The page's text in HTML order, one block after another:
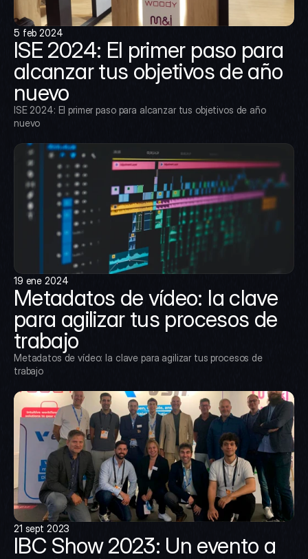
5 feb 2024
ISE 2024: El primer paso para
alcanzar tus objetivos de año
nuevo
ISE 2024: El primer paso para alcanzar tus objetivos de año
nuevo
19 ene 2024
Metadatos de vídeo: la clave
para agilizar tus procesos de
trabajo
Metadatos de vídeo: la clave para agilizar tus procesos de
trabajo
21 sept 2023
IBC Show 2023: Un evento a